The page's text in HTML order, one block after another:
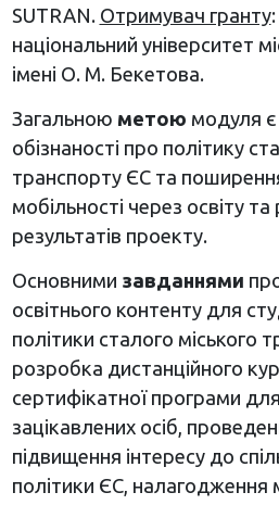
SUTRAN. Отримувач гранту
національний університет
імені О. М. Бекетова.
Загальною метою модуля
обізнаності про політику
транспорту ЄС та
мобільності через освіту
результатів проекту.
Основними завданнями
освітнього контенту для
політики сталого міського
розробка дистанційного
сертифікатної програми
зацікавлених осіб,
підвищення інтересу до
політики ЄС, налагодження